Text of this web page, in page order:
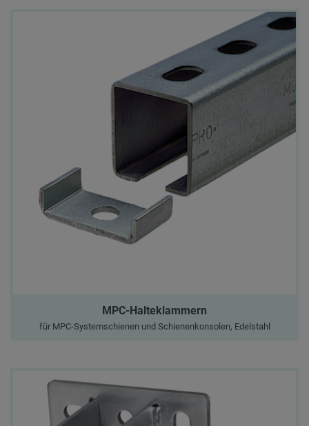
MPC-Halteklammern
für MPC-Systemschienen und Schienenkonsolen, Edelstahl